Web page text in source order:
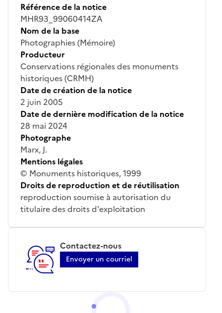
Référence de la notice
MHR93_99060414ZA
Nom de la base
Photographies (Mémoire)
Producteur
Conservations régionales des monuments
historiques (CRMH)
Date de création de la notice
2 juin 2005
Date de dernière modification de la notice
28 mai 2024
Photographe
Marx, J.
Mentions légales
© Monuments historiques, 1999
Droits de reproduction et de réutilisation
reproduction soumise à autorisation du
titulaire des droits d'exploitation
Contactez-nous
Envoyer un courriel